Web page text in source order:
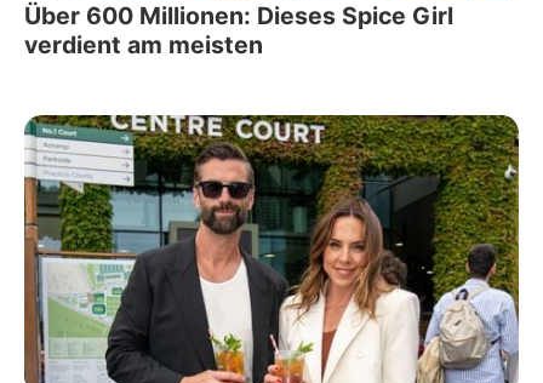
Über 600 Millionen: Dieses Spice Girl
verdient am meisten